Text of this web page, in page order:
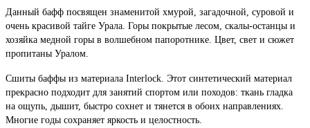
Данный бафф посвящен знаменитой хмурой, загадочной, суровой и
очень красивой тайге Урала. Горы покрытые лесом, скалы-останцы и
хозяйка медной горы в волшебном папоротнике. Цвет, свет и сюжет
пропитаны Уралом.
Сшиты баффы из материала Interlock. Этот синтетический материал
прекрасно подходит для занятий спортом или походов: ткань гладка
на ощупь, дышит, быстро сохнет и тянется в обоих направлениях.
Многие годы сохраняет яркость и целостность.